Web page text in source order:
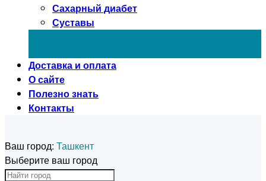
Сахарный диабет
Суставы
Доставка и оплата
О сайте
Полезно знать
Контакты
Ваш город: Ташкент
Выберите ваш город